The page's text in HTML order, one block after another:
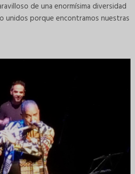
de una enormísima diversidad
unidos porque encontramos nuestras